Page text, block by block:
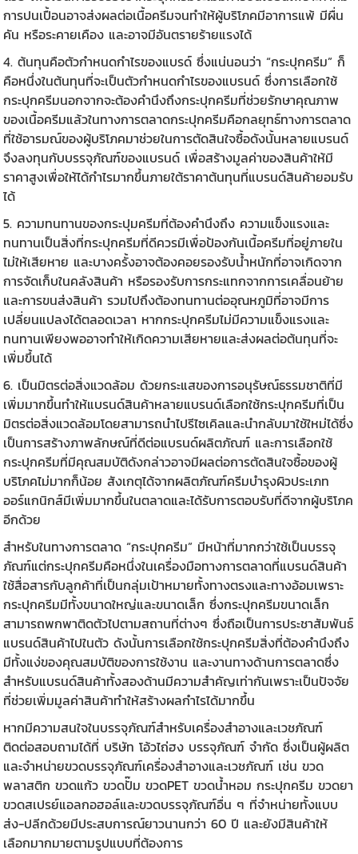
การปนเปื้อนอาจส่งผลต่อเนื้อครีมจนทำให้ผู้บริโภคมีอาการแพ้ มีผื่น
คัน หรือระคายเคือง และอาจมีอันตรายร้ายแรงได้
4. ต้นทุนคือตัวกำหนดกำไรของแบรด์ ซึ่งแน่นอนว่า “กระปุกครีม” ก็
คือหนึ่งในต้นทุนที่จะเป็นตัวกำหนดกำไรของแบรนด์ ซึ่งการเลือกใช้
กระปุกครีมนอกจากจะต้องคำนึงถึงกระปุกครีมที่ช่วยรักษาคุณภาพ
ของเนื้อครีมแล้วในทางการตลาดกระปุกครีมคือกลยุทธ์ทางการตลาด
ที่ใช้อารมณ์ของผู้บริโภคมาช่วยในการตัดสินใจซื้อดังนั้นหลายแบรนด์
จึงลงทุนกับบรรจุภัณฑ์ของแบรนด์ เพื่อสร้างมูลค่าของสินค้าให้มี
ราคาสูงเพื่อให้ได้กำไรมากขึ้นภายใต้ราคาต้นทุนที่แบรนด์สินค้ายอมรับ
ได้
5. ความทนทานของกระปุมครีมที่ต้องคำนึงถึง ความแข็งแรงและ
ทนทานเป็นสิ่งที่กระปุกครีมที่ดีควรมีเพื่อป้องกันเนื้อครีมที่อยู่ภายใน
ไม่ให้เสียหาย และบางครั้งอาจต้องคอยรองรับน้ำหนักที่อาจเกิดจาก
การจัดเก็บในคลังสินค้า หรือรองรับการกระแทกจากการเคลื่อนย้าย
และการขนส่งสินค้า รวมไปถึงต้องทนทานต่ออุณหภูมิที่อาจมีการ
เปลี่ยนแปลงได้ตลอดเวลา หากกระปุกครีมไม่มีความแข็งแรงและ
ทนทานเพียงพออาจทำให้เกิดความเสียหายและส่งผลต่อต้นทุนที่จะ
เพิ่มขึ้นได้
6. เป็นมิตรต่อสิ่งแวดล้อม ด้วยกระแสของการอนุรัษณ์ธรรมชาติที่มี
เพิ่มมากขึ้นทำให้แบรนด์สินค้าหลายแบรนด์เลือกใช้กระปุกครีมที่เป็น
มิตรต่อสิ่งแวดล้อมโดยสามารถนำไปรีไซเคิลและนำกลับมาใช้ใหม่ได้ซึ่ง
เป็นการสร้างภาพลักษณ์ที่ดีต่อแบรนด์ผลิตภัณฑ์ และการเลือกใช้
กระปุกครีมที่มีคุณสมบัติดังกล่าวอาจมีผลต่อการตัดสินใจซื้อของผู้
บริโภคไม่มากก็น้อย สังเกตุได้จากผลิตภัณฑ์ครีมบำรุงผิวประเภท
ออร์แกนิกส์มีเพิ่มมากขึ้นในตลาดและได้รับการตอบรับที่ดีจากผู้บริโภค
อีกด้วย
สำหรับในทางการตลาด “กระปุกครีม” มีหน้าที่มากกว่าใช้เป็นบรรจุ
ภัณฑ์แต่กระปุกครีมคือหนึ่งในเครื่องมือทางการตลาดที่แบรนด์สินค้า
ใช้สื่อสารกับลูกค้าที่เป็นกลุ่มเป้าหมายทั้งทางตรงและทางอ้อมเพราะ
กระปุกครีมมีทั้งขนาดใหญ่และขนาดเล็ก ซึ่งกระปุกครีมขนาดเล็ก
สามารถพกพาติดตัวไปตามสถานที่ต่างๆ ซึ่งถือเป็นการประชาสัมพันธ์
แบรนด์สินค้าไปในตัว ดังนั้นการเลือกใช้กระปุกครีมสิ่งที่ต้องคำนึงถึง
มีทั้งแง่ของคุณสมบัติของการใช้งาน และงานทางด้านการตลาดซึ่ง
สำหรับแบรนด์สินค้าทั้งสองด้านมีความสำคัญเท่ากันเพราะเป็นปัจจัย
ที่ช่วยเพิ่มมูลค่าสินค้าทำให้สร้างผลกำไรได้มากขึ้น
หากมีความสนใจในบรรจุภัณฑ์สำหรับเครื่องสำอางและเวชภัณฑ์
ติดต่อสอบถามได้ที่ บริษัท โอ้วไถ่ฮง บรรจุภัณฑ์ จำกัด ซึ่งเป็นผู้ผลิต
และจำหน่ายขวดบรรจุภัณฑ์เครื่องสำอางและเวชภัณฑ์ เช่น ขวด
พลาสติก ขวดแก้ว ขวดปั๊ม ขวดPET ขวดน้ำหอม กระปุกครีม ขวดยา
ขวดสเปรย์แอลกอฮอล์และขวดบรรจุภัณฑ์อื่น ๆ ที่จำหน่ายทั้งแบบ
ส่ง-ปลีกด้วยมีประสบการณ์ยาวนานกว่า 60 ปี และยังมีสินค้าให้
เลือกมากมายตามรูปแบบที่ต้องการ